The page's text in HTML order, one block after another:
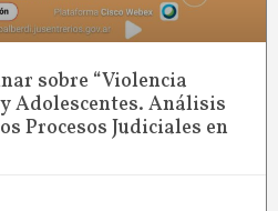
sobre “Violencia
Adolescentes. Análisis
Procesos Judiciales en